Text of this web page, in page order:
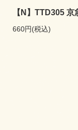
【N】TTD305
660円(税込)